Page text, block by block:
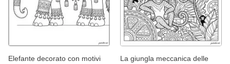
Elefante decorato con motivi
La giungla meccanica delle